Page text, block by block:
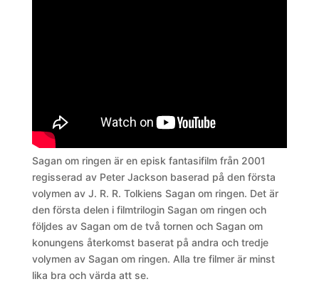
Sagan om ringen är en episk fantasifilm från 2001
regisserad av Peter Jackson baserad på den första
volymen av J. R. R. Tolkiens Sagan om ringen. Det är
den första delen i filmtrilogin Sagan om ringen och
följdes av Sagan om de två tornen och Sagan om
konungens återkomst baserat på andra och tredje
volymen av Sagan om ringen. Alla tre filmer är minst
lika bra och värda att se.